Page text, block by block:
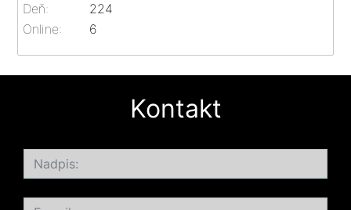
Online: 6
Deň:
224
Kontakt